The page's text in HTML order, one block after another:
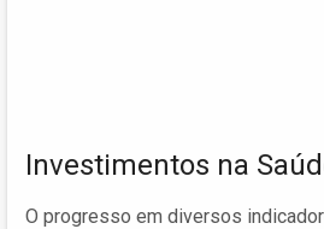
Investimentos na
O progresso em diversos